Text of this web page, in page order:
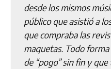
desde los mismos
público que asistió a
que compraba las
maquetas. Todo
de “pogo” sin fin y